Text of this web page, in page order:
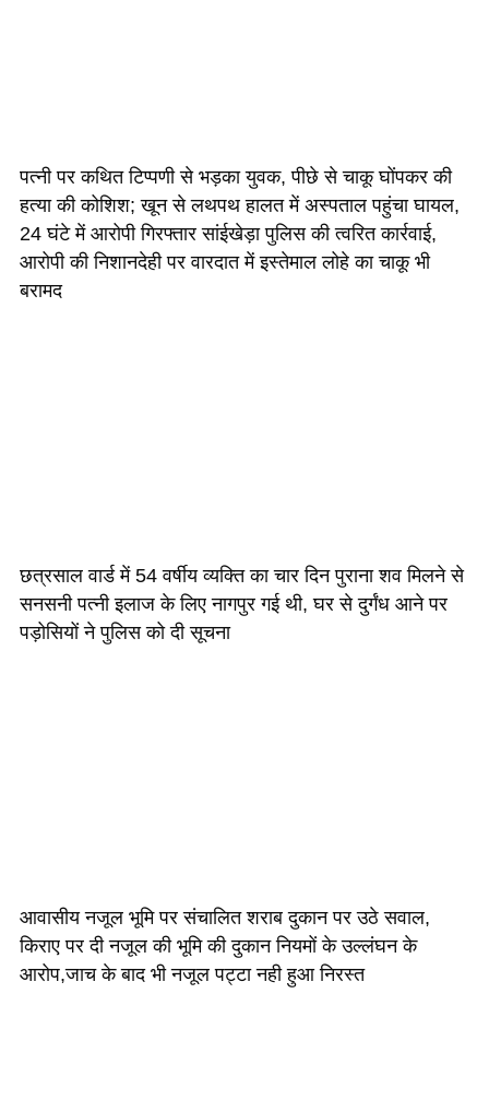
पत्नी पर कथित टिप्पणी से भड़का युवक, पीछे से चाकू घोंपकर की
हत्या की कोशिश; खून से लथपथ हालत में अस्पताल पहुंचा घायल,
24 घंटे में आरोपी गिरफ्तार सांईखेड़ा पुलिस की त्वरित कार्रवाई,
आरोपी की निशानदेही पर वारदात में इस्तेमाल लोहे का चाकू भी
बरामद
छत्रसाल वार्ड में 54 वर्षीय व्यक्ति का चार दिन पुराना शव मिलने से
सनसनी पत्नी इलाज के लिए नागपुर गई थी, घर से दुर्गंध आने पर
पड़ोसियों ने पुलिस को दी सूचना
आवासीय नजूल भूमि पर संचालित शराब दुकान पर उठे सवाल,
किराए पर दी नजूल की भूमि की दुकान नियमों के उल्लंघन के
आरोप,जाच के बाद भी नजूल पट्टा नही हुआ निरस्त